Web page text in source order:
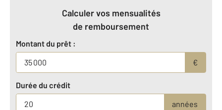
Calculer vos mensualités
de remboursement
Montant du prêt :
€
Durée du crédit
années